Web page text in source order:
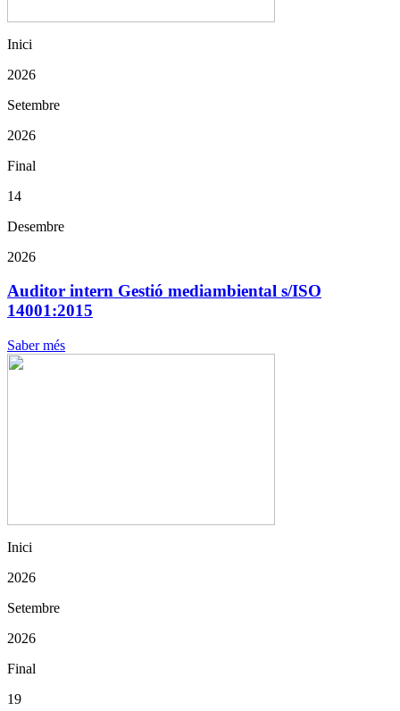
Inici
2026
Setembre
2026
Final
14
Desembre
2026
Auditor intern Gestió mediambiental s/ISO
14001:2015
Saber més
Inici
2026
Setembre
2026
Final
19